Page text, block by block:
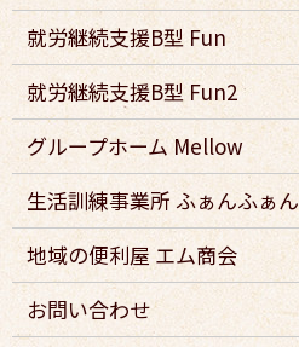
就労継続支援B型 Fun
就労継続支援B型 Fun2
グループホーム Mellow
生活訓練事業所 ふぁんふぁん
地域の便利屋 エム商会
お問い合わせ